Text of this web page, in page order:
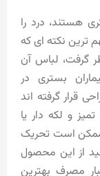
هستند، درد را
ترین نکته ای که
گرفت، لباس آن
بستری در
قرار گرفته اند
و لکه دار یا
ممکن است تحریک
از این محصول
مصرف بهترین